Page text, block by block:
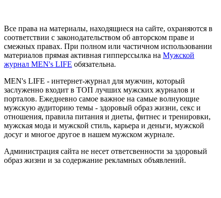
Все права на материалы, находящиеся на сайте, охраняются в
соответствии с законодательством об авторском праве и
смежных правах. При полном или частичном использовании
материалов прямая активная гипперссылка на Мужской
журнал MEN's LIFE обязательна.
MEN's LIFE - интернет-журнал для мужчин, который
заслуженно входит в ТОП лучших мужских журналов и
порталов. Ежедневно самое важное на самые волнующие
мужскую аудиторию темы - здоровый образ жизни, секс и
отношения, правила питания и диеты, фитнес и тренировки,
мужская мода и мужской стиль, карьера и деньги, мужской
досуг и многое другое в нашем мужском журнале.
Администрация сайта не несет ответсвенности за здоровый
образ жизни и за содержание рекламных объявлений.